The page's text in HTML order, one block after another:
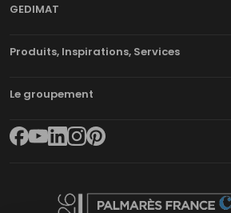
GEDIMAT
Produits, Inspirations, Services
Le groupement